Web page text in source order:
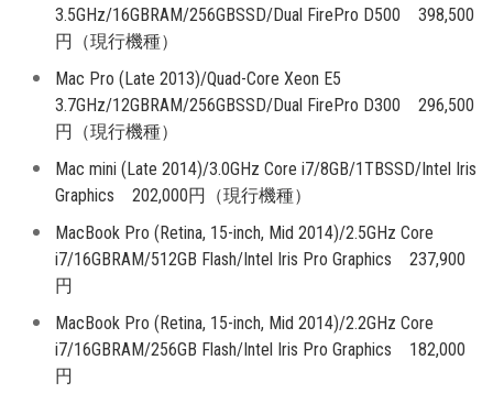
3.5GHz/16GBRAM/256GBSSD/Dual FirePro D500 398,500
円（現行機種）
Mac Pro (Late 2013)/Quad-Core Xeon E5
3.7GHz/12GBRAM/256GBSSD/Dual FirePro D300 296,500
円（現行機種）
Mac mini (Late 2014)/3.0GHz Core i7/8GB/1TBSSD/Intel Iris
Graphics 202,000円（現行機種）
MacBook Pro (Retina, 15-inch, Mid 2014)/2.5GHz Core
i7/16GBRAM/512GB Flash/Intel Iris Pro Graphics 237,900
円
MacBook Pro (Retina, 15-inch, Mid 2014)/2.2GHz Core
i7/16GBRAM/256GB Flash/Intel Iris Pro Graphics 182,000
円